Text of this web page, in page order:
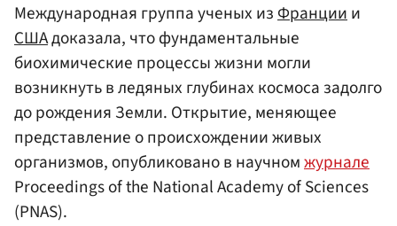
Международная группа ученых изФранциии
СШАдоказала, что фундаментальные
биохимические процессы жизни могли
возникнуть в ледяных глубинах космоса задолго
до рождения Земли. Открытие, меняющее
представление о происхождении живых
организмов, опубликовано в научномжурнале
Proceedings of the National Academy of Sciences
(PNAS).